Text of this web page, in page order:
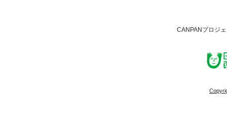
CANPANプロジ